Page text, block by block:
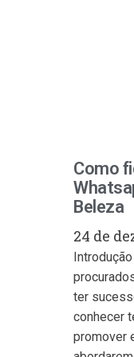
Como
Beleza
24 de
ter
conhecer
promover